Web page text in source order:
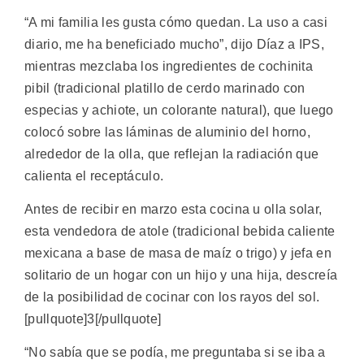
“A mi familia les gusta cómo quedan. La uso a casi
diario, me ha beneficiado mucho”, dijo Díaz a IPS,
mientras mezclaba los ingredientes de cochinita
pibil (tradicional platillo de cerdo marinado con
especias y achiote, un colorante natural), que luego
colocó sobre las láminas de aluminio del horno,
alrededor de la olla, que reflejan la radiación que
calienta el receptáculo.
Antes de recibir en marzo esta cocina u olla solar,
esta vendedora de atole (tradicional bebida caliente
mexicana a base de masa de maíz o trigo) y jefa en
solitario de un hogar con un hijo y una hija, descreía
de la posibilidad de cocinar con los rayos del sol.
[pullquote]3[/pullquote]
“No sabía que se podía, me preguntaba si se iba a